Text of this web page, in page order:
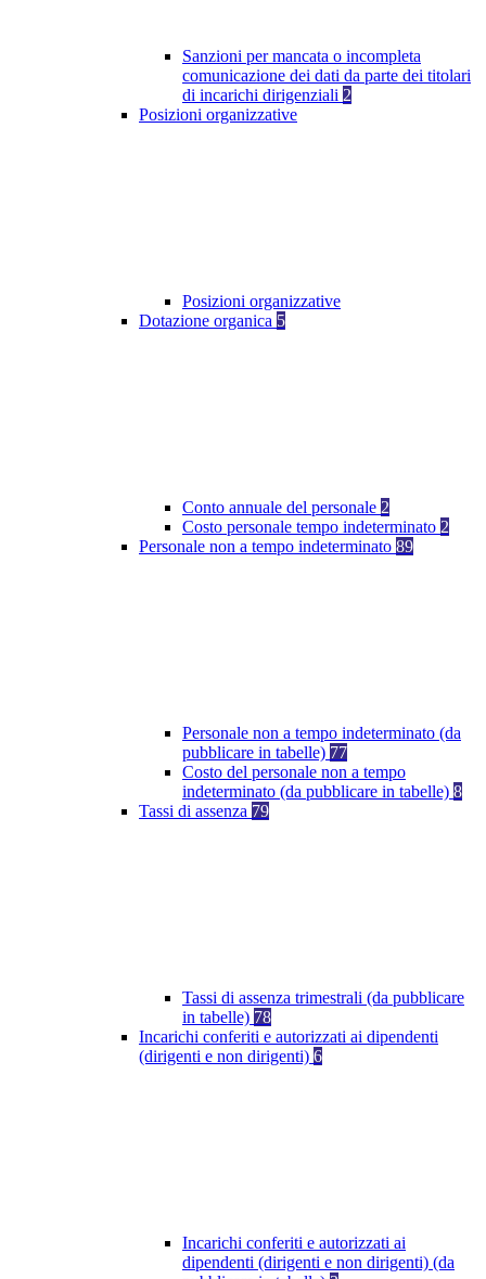
Sanzioni per mancata o incompleta
comunicazione dei dati da parte dei titolari
di incarichi dirigenziali 2
Posizioni organizzative
Posizioni organizzative
Dotazione organica 5
Conto annuale del personale 2
Costo personale tempo indeterminato 2
Personale non a tempo indeterminato 89
Personale non a tempo indeterminato (da
pubblicare in tabelle) 77
Costo del personale non a tempo
indeterminato (da pubblicare in tabelle) 8
Tassi di assenza 79
Tassi di assenza trimestrali (da pubblicare
in tabelle) 78
Incarichi conferiti e autorizzati ai dipendenti
(dirigenti e non dirigenti) 6
Incarichi conferiti e autorizzati ai
dipendenti (dirigenti e non dirigenti) (da